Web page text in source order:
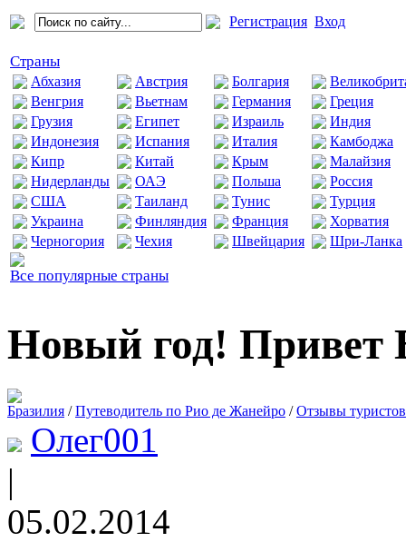
Регистрация Вход
Страны
Абхазия Австрия Болгария
Венгрия
Вьетнам Германия
Греция
Грузия
Египет Израиль
Индия
Индонезия
Испания Италия
Камбоджа
Кипр
Китай Крым
Малайзия
Нидерланды
ОАЭ Польша
Россия
США
Таиланд Тунис
Турция
Украина
Финляндия Франция
Хорватия
Черногория
Чехия Швейцария Шри-Ланка
Все популярные страны
Новый год! Привет
Бразилия /Путеводитель по Рио де Жанейро /Отзывы туристов
Олег001
|
05.02.2014